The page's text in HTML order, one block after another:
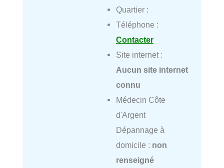
Quartier :
Téléphone :
Contacter
Site internet :
Aucun site internet
connu
Médecin Côte
d'Argent
Dépannage à
domicile : non
renseigné